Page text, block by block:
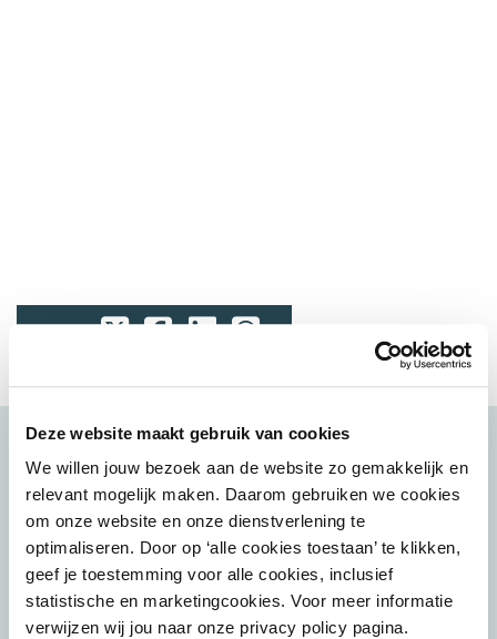
Deze website maakt gebruik van cookies
We willen jouw bezoek aan de website zo gemakkelijk en
relevant mogelijk maken. Daarom gebruiken we cookies
om onze website en onze dienstverlening te
optimaliseren. Door op ‘alle cookies toestaan’ te klikken,
geef je toestemming voor alle cookies, inclusief
statistische en marketingcookies. Voor meer informatie
verwijzen wij jou naar onze privacy policy pagina.
Delen:
Bekijk ook
Podcast: Stadspartners over de
binnenstad van Den Haag
23 juni 2026